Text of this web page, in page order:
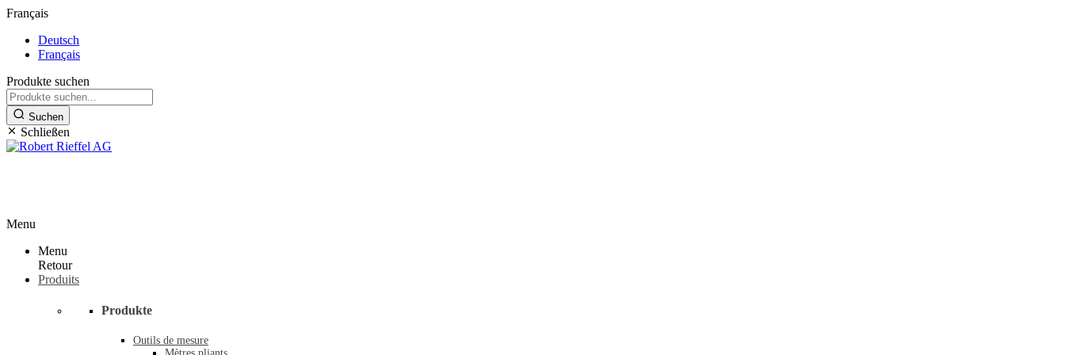
Français
Deutsch
Français
Produkte suchen
Suchen
Schließen
Menu
Menu
Retour
Produits
Produkte
Outils de mesure